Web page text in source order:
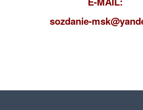
sozdanie-